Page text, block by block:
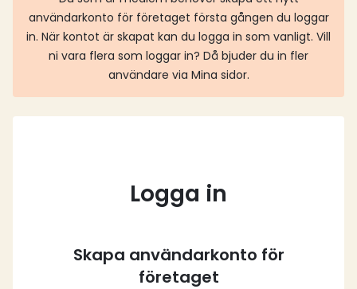
användarkonto för företaget första gången du loggar
in. När kontot är skapat kan du logga in som vanligt. Vill
ni vara flera som loggar in? Då bjuder du in fler
användare via Mina sidor.
Logga in
Skapa användarkonto för
företaget